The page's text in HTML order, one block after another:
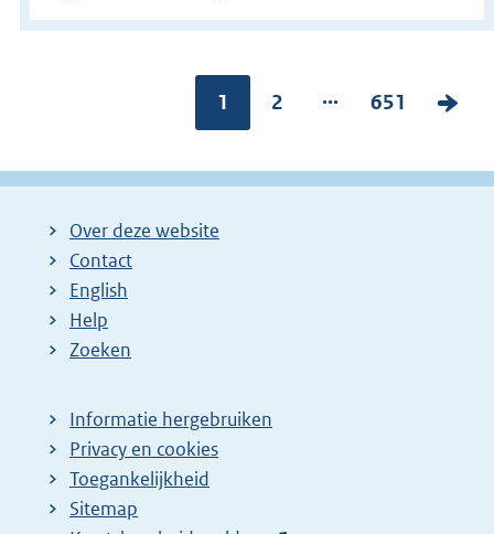
Pagina:
1
P
g
2 ...
P
g
651
V
l
Over deze website
Contact
English
Help
Zoeken
Informatie hergebruiken
Privacy en cookies
Toegankelijkheid
Sitemap